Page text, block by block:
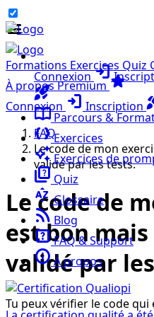
Connexion login
rocket_launch
import_contacts Parcours &
data_objectExercices
auto_awesomeExercices de
quiz Quiz
sort_by_alphaGlossaire
rss_feed Blog
help_centerFAQ & Support
infoÀ propos
menu
Formations Exercices Quiz
À proposPremium star
Connexion login Inscription
FAQ
Le code de mon
validé par les tests.
Le code de
est bon mais
validé par
Tu peux vérifier le code